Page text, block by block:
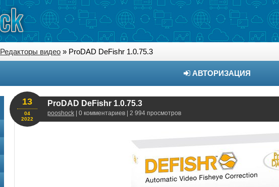
Редакторы видео » ProDAD DeFishr 1.0.75.3
АВТОРИЗАЦИЯ
ProDAD DeFishr 1.0.75.3
pooshock | 0 комментариев | 2 994 просмотров
13
04
2022